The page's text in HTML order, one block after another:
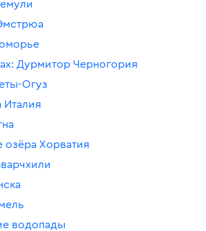
Дурмитор Черногория
Огуз
Италия
озёра Хорватия
водопады